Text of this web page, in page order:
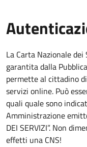
La Carta Nazionale dei
garantita dalla
permette al cittadino
servizi online. Può
quali quale sono
Amministrazione
DEI SERVIZI”. Non
effetti una CNS!